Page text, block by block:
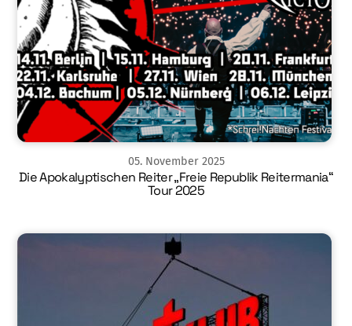
05. November 2025
Die Apokalyptischen Reiter „Freie Republik Reitermania“
Tour 2025